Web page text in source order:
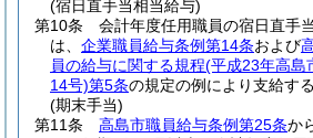
(宿日直手当相当給与)
第10条
会計年度任用職員の宿日直手
は、 企業職員給与条例第14条および
員の給与に関する規程(平成23年高島
14号)第5条の規定の例により支給する
(期末手当)
第11条
高島市職員給与条例第25条か